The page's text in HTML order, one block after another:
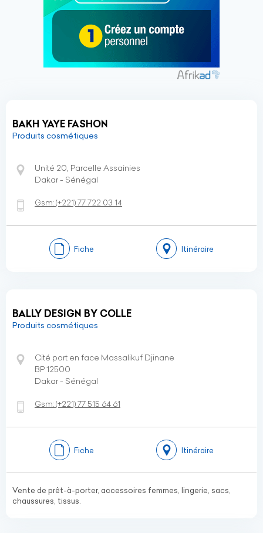
BAKH YAYE FASHON
Produits cosmétiques
Unité 20, Parcelle Assainies
Dakar - Sénégal
Gsm:(+221)77 722 03 14
Fiche Itinéraire
BALLY DESIGN BY COLLE
Produits cosmétiques
Cité port en face Massalikuf Djinane
BP 12500
Dakar - Sénégal
Gsm:(+221)77 515 64 61
Fiche Itinéraire
Vente de prêt-à-porter, accessoires femmes, lingerie, sacs,
chaussures, tissus.